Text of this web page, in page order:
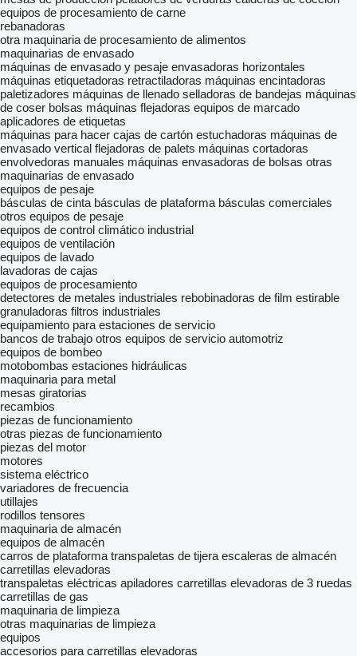
equipos de procesamiento de carne
rebanadoras
otra maquinaria de procesamiento de alimentos
maquinarias de envasado
máquinas de envasado y pesaje envasadoras horizontales
máquinas etiquetadoras retractiladoras máquinas encintadoras
paletizadores máquinas de llenado selladoras de bandejas máquinas
de coser bolsas máquinas flejadoras equipos de marcado
aplicadores de etiquetas
máquinas para hacer cajas de cartón estuchadoras máquinas de
envasado vertical flejadoras de palets máquinas cortadoras
envolvedoras manuales máquinas envasadoras de bolsas otras
maquinarias de envasado
equipos de pesaje
básculas de cinta básculas de plataforma básculas comerciales
otros equipos de pesaje
equipos de control climático industrial
equipos de ventilación
equipos de lavado
lavadoras de cajas
equipos de procesamiento
detectores de metales industriales rebobinadoras de film estirable
granuladoras filtros industriales
equipamiento para estaciones de servicio
bancos de trabajo otros equipos de servicio automotriz
equipos de bombeo
motobombas estaciones hidráulicas
maquinaria para metal
mesas giratorias
recambios
piezas de funcionamiento
otras piezas de funcionamiento
piezas del motor
motores
sistema eléctrico
variadores de frecuencia
utillajes
rodillos tensores
maquinaria de almacén
equipos de almacén
carros de plataforma transpaletas de tijera escaleras de almacén
carretillas elevadoras
transpaletas eléctricas apiladores carretillas elevadoras de 3 ruedas
carretillas de gas
maquinaria de limpieza
otras maquinarias de limpieza
equipos
accesorios para carretillas elevadoras